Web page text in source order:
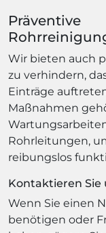
Präventive
Wir bieten auch
zu verhindern,
Einträge
Maßnahmen
Rohrleitungen,
reibungslos
Kontaktieren Sie
Wenn Sie einen
benötigen oder